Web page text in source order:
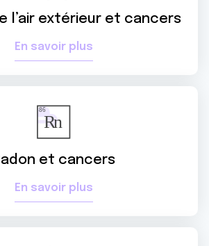
l’air extérieur et cancers
En savoir plus
et cancers
En savoir plus